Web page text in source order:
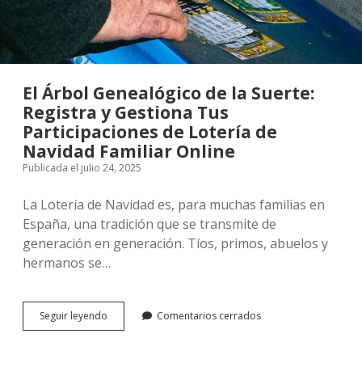
El Árbol Genealógico de la Suerte:
Registra y Gestiona Tus
Participaciones de Lotería de
Navidad Familiar Online
Publicada el julio 24, 2025
La Lotería de Navidad es, para muchas familias en
España, una tradición que se transmite de
generación en generación. Tíos, primos, abuelos y
hermanos se…
Seguir leyendo
Árbol
Comentarios cerrados